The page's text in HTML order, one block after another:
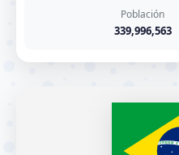
Población
339,996,563